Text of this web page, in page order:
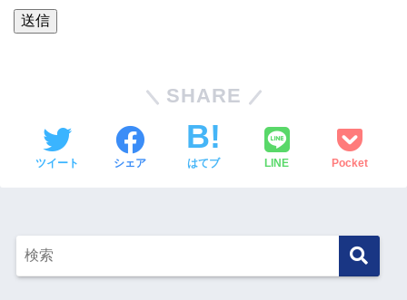
SHARE
ツイート シェア はてブ LINE Pocket